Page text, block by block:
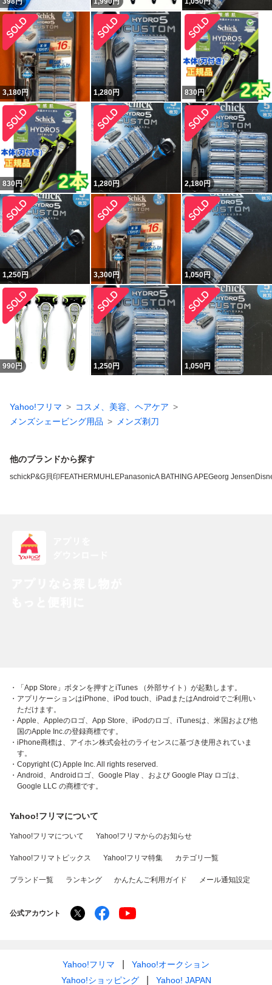
3,180円 1,280円 830円
830円 1,280円 2,180円
1,250円 3,300円 1,050円
990 円 1,250円 1,050円
Yahoo!フリマ
コスメ、美容、ヘアケア
メンズシェービング用品
メンズ剃刀
他のブランドから探す
schickP&G貝印 FEATHER MUHLEPanasonicA BATHING APEGeorg Jensen
・「App Store」ボタンを押すとiTunes （外部サイト）が起動します。
・アプリケーションはiPhone、iPod touch、iPadまたはAndroidでご利用い
ただけます。
・Apple、Appleのロゴ、App Store、iPodのロゴ、iTunesは、米国および他
国のApple Inc.の登録商標です。
・iPhone商標は、アイホン株式会社のライセンスに基づき使用されていま
す。
・Copyright (C) Apple Inc. All rights reserved.
・Android、Androidロゴ、Google Play 、および Google Play ロゴは、
Google LLC の商標です。
Yahoo!フリマについて
Yahoo!フリマについて Yahoo!フリマからのお知らせ
Yahoo!フリマトピックス Yahoo!フリマ特集 カテゴリ一覧
ブランド一覧 ランキング かんたんご利用ガイド メール通知設定
公式アカウント
Yahoo!フリマ
Yahoo!オークション
Yahoo!ショッピング
Yahoo! JAPAN